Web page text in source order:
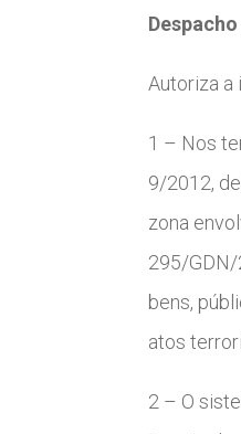
Despacho
Autoriza a
1 – Nos
9/2012,
zona
295/GDN/
bens,
atos
2 – O